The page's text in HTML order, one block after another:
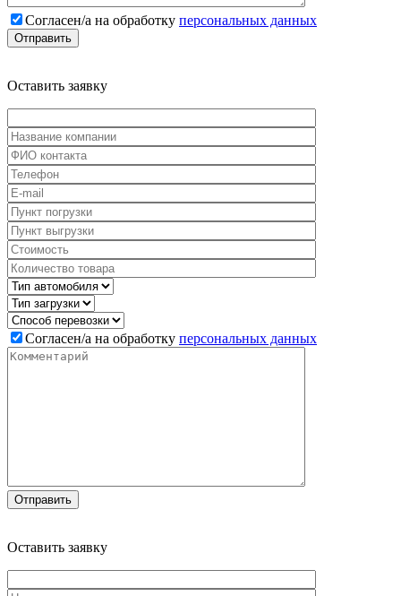
Cогласен/а на обработку персональных данных
Оставить заявку
Cогласен/а на обработку персональных данных
Оставить заявку